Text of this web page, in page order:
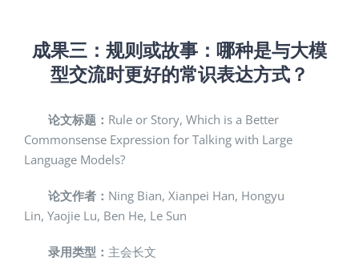
成果三： 规则或故事：哪种是与大模
型交流时更好的常识表达方式？
论文标题： Rule or Story, Which is a Better
Commonsense Expression for Talking with Large
Language Models?
论文作者： Ning Bian, Xianpei Han, Hongyu
Lin, Yaojie Lu, Ben He, Le Sun
录用类型： 主会长文